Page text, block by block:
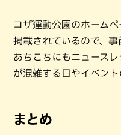
コザ運動公園のホーム
掲載されているので、
あちこちにもニュース
が混雑する日やイベント
まとめ